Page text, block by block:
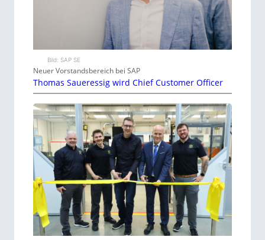
Bild: SAP SE
Neuer Vorstandsbereich bei SAP
Thomas Saueressig wird Chief Customer Officer